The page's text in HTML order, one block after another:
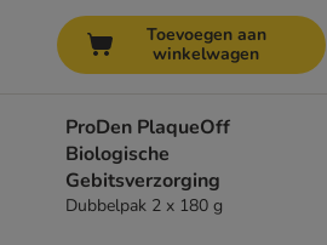
Toevoegen aan
winkelwagen
ProDen PlaqueOff
Biologische
Gebitsverzorging
Dubbelpak 2 x 180 g